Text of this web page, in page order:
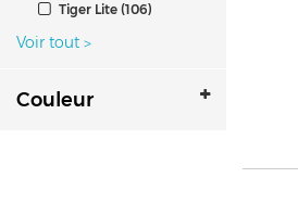
Tiger Lite (106)
Voir tout >
Couleur